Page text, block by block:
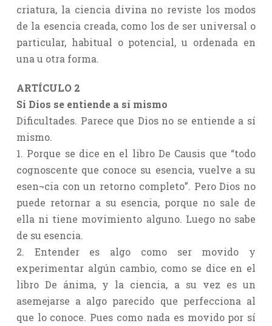
criatura, la ciencia divina no reviste los modos
de la esencia creada, como los de ser universal o
particular, habitual o potencial, u ordenada en
una u otra forma.
ARTÍCULO 2
Si Dios se entiende a sí mismo
Dificultades. Parece que Dios no se entiende a sí
mismo.
1. Porque se dice en el libro De Causis que “todo
cognoscente que conoce su esencia, vuelve a su
esen¬cia con un retorno completo”. Pero Dios no
puede retornar a su esencia, porque no sale de
ella ni tiene movimiento alguno. Luego no sabe
de su esencia.
2. Entender es algo como ser movido y
experimentar algún cambio, como se dice en el
libro De ánima, y la ciencia, a su vez es un
asemejarse a algo parecido que perfecciona al
que lo conoce. Pues como nada es movido por sí